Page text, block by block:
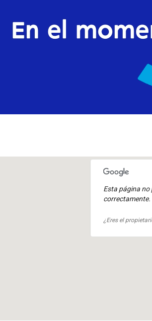
Esta página no
correctamente.
¿Eres el